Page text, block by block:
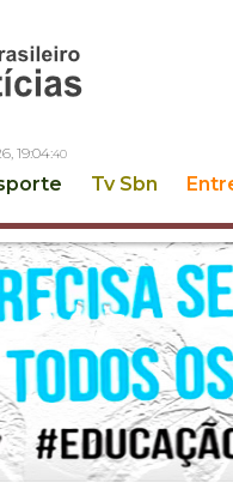
19:04:42
Tv Sbn